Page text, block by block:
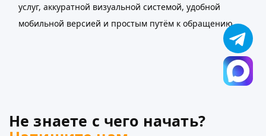
услуг, аккуратной визуальной системой, удобной
мобильной версией и простым путём к обращению.
Не знаете с чего начать?